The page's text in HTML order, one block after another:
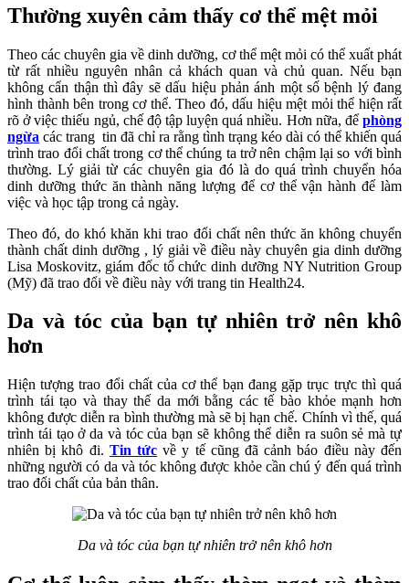
Thường xuyên cảm thấy cơ thể mệt mỏi
Theo các chuyên gia về dinh dưỡng, cơ thể mệt mỏi có thể xuất phát
từ rất nhiều nguyên nhân cả khách quan và chủ quan. Nếu bạn
không cẩn thận thì đây sẽ dấu hiệu phản ánh một số bệnh lý đang
hình thành bên trong cơ thể. Theo đó, dấu hiệu mệt mỏi thể hiện rất
rõ ở việc thiếu ngủ, chế độ tập luyện quá nhiều. Hơn nữa, để phòng
ngừa các trang tin đã chỉ ra rằng tình trạng kéo dài có thể khiến quá
trình trao đổi chất trong cơ thể chúng ta trở nên chậm lại so với bình
thường. Lý giải từ các chuyên gia đó là do quá trình chuyển hóa
dinh dưỡng thức ăn thành năng lượng để cơ thể vận hành để làm
việc và học tập trong cả ngày.
Theo đó, do khó khăn khi trao đổi chất nên thức ăn không chuyển
thành chất dinh dưỡng , lý giải về điều này chuyên gia dinh dưỡng
Lisa Moskovitz, giám đốc tổ chức dinh dưỡng NY Nutrition Group
(Mỹ) đã trao đổi về điều này với trang tin Health24.
Da và tóc của bạn tự nhiên trở nên khô
hơn
Hiện tượng trao đổi chất của cơ thể bạn đang gặp trục trực thì quá
trình tái tạo và thay thế da mới bằng các tế bào khỏe mạnh hơn
không được diễn ra bình thường mà sẽ bị hạn chế. Chính vì thế, quá
trình tái tạo ở da và tóc của bạn sẽ không thể diễn ra suôn sẻ mà tự
nhiên bị khô đi. Tin tức về y tế cũng đã cảnh báo điều này đến
những người có da và tóc không được khỏe cần chú ý đến quá trình
trao đổi chất của bản thân.
Da và tóc của bạn tự nhiên trở nên khô hơn